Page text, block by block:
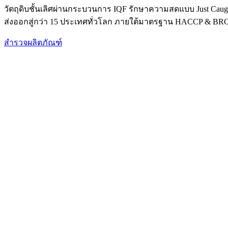
วัตถุดิบชั้นเลิศผ่านกระบวนการ IQF รักษาความสดแบบ Just
ส่งออกสู่กว่า 15 ประเทศทั่วโลก ภายใต้มาตรฐาน HACCP &
สำรวจผลิตภัณฑ์